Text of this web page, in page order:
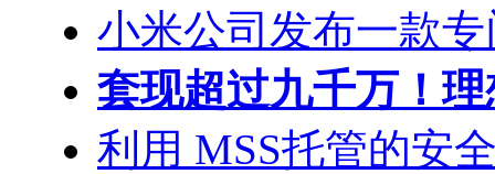
小米公司发布一款专
套现超过九千万！
利用 MSS托管的安